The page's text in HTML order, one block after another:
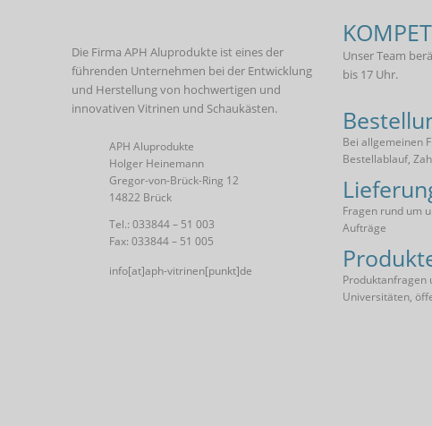
Die Firma APH Aluprodukte ist eines der
führenden Unternehmen bei der Entwicklung
und Herstellung von hochwertigen und
innovativen Vitrinen und Schaukästen.
APH Aluprodukte
Holger Heinemann
Gregor-von-Brück-Ring 12
14822 Brück
Tel.: 033844 – 51 003
Fax: 033844 – 51 005
info[at]aph-vitrinen[punkt]de
Unser Team
bis 17 Uhr.
Bei allgemeinen
Bestellablauf,
Fragen rund um
Aufträge
Produktanfragen
Universitäten,